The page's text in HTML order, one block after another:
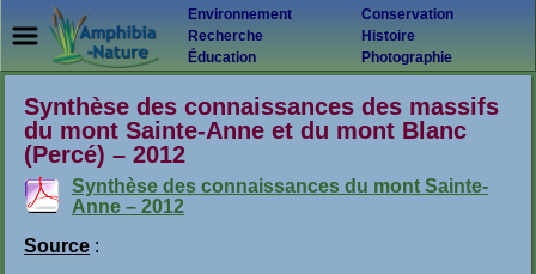
Environnement
Conservation
Recherche
Histoire
Éducation
Photographie
Synthèse des connaissances des massifs
du mont Sainte-Anne et du mont Blanc
(Percé) – 2012
Synthèse des connaissances du mont Sainte-
Anne – 2012
Source :